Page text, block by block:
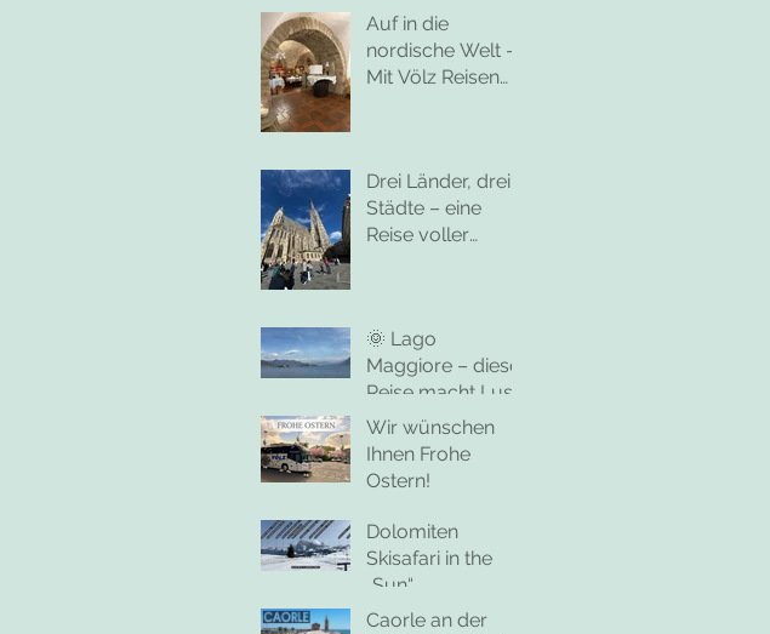
Meer, Genuss und
mediterranem
Flair 🇮🇹☀️
Auf in die
nordische Welt –
Mit Völz Reisen
Drei Länder, drei
Städte – eine
Reise voller
🌞 Lago
Maggiore – diese
Reise macht Lust
auf mehr
Wir wünschen
Ihnen Frohe
Ostern!
Dolomiten
Skisafari in the
„Sun“
Caorle an der